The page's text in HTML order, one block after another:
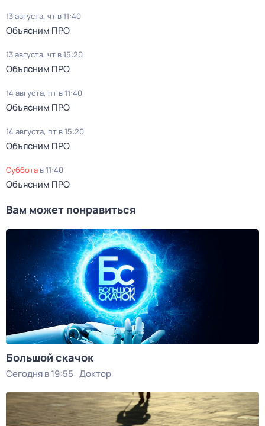
13 августа, чт в 11:40
Объясним ПРО
13 августа, чт в 15:20
Объясним ПРО
14 августа, пт в 11:40
Объясним ПРО
14 августа, пт в 15:20
Объясним ПРО
суббота в11:40
Объясним ПРО
Вам может понравиться
Большой скачок
Сегодня в 19:55 Доктор